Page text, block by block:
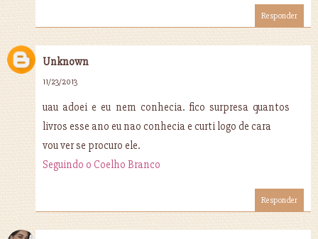
Responder
Unknown
11/23/2013
uau adoei e eu nem conhecia. fico surpresa quantos
livros esse ano eu nao conhecia e curti logo de cara
vou ver se procuro ele.
Seguindo o Coelho Branco
Responder